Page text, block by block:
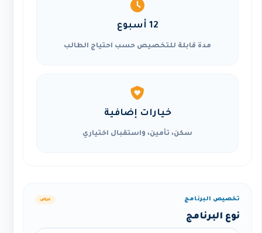
12 أسبوع
مدة قابلة للتخصيص حسب احتياج الطالب
خيارات إضافية
سكن، تأمين، واستقبال اختياري
تخصيص البرنامج عرض
نوع البرنامج